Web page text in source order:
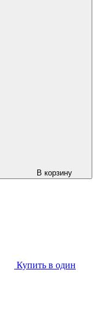
В корзину
Купить в один